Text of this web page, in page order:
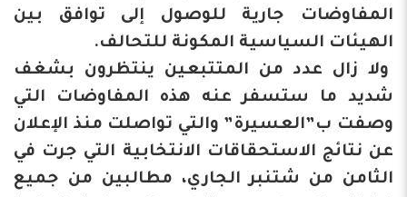
المفاوضات جارية للوصول إلى توافق بين
الهيئات السياسية المكونة للتحالف.
ولا زال عدد من المتتبعين ينتظرون بشغف
شديد ما ستسفر عنه هذه المفاوضات التي
وصفت ب”العسيرة” والتي تواصلت منذ الإعلان
عن نتائج الاستحقاقات الانتخابية التي جرت في
الثامن من شتنبر الجاري، مطالبين من جميع